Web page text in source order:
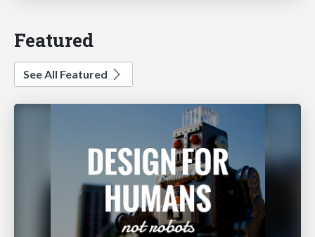
Featured
See All Featured